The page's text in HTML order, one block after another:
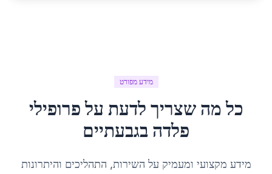
מידע מפורט
כל מה שצריך לדעת עלפרופילי
פלדה בגבעתיים
מידע מקצועי ומעמיק על השירות, התהליכים והיתרונות